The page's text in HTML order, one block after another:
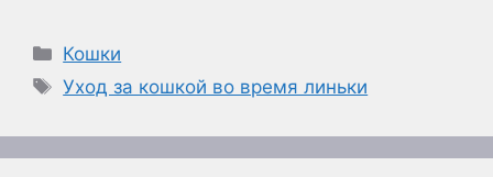
Рубрики
Кошки
Метки
Уход за кошкой во время линьки